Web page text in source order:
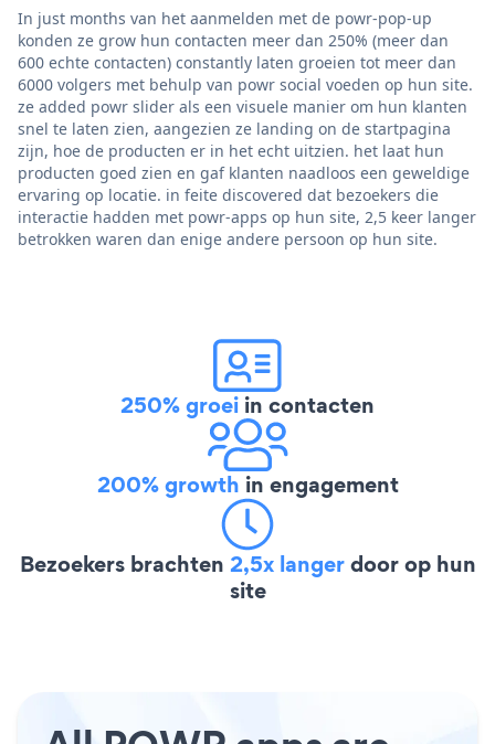
In just months van het aanmelden met de powr-pop-up
konden ze grow hun contacten meer dan 250% (meer dan
600 echte contacten) constantly laten groeien tot meer dan
6000 volgers met behulp van powr social voeden op hun site.
ze added powr slider als een visuele manier om hun klanten
snel te laten zien, aangezien ze landing on de startpagina
zijn, hoe de producten er in het echt uitzien. het laat hun
producten goed zien en gaf klanten naadloos een geweldige
ervaring op locatie. in feite discovered dat bezoekers die
interactie hadden met powr-apps op hun site, 2,5 keer langer
betrokken waren dan enige andere persoon op hun site.
250% groei in contacten
200% growth in engagement
Bezoekers brachten 2,5x langerdoor op hun
site